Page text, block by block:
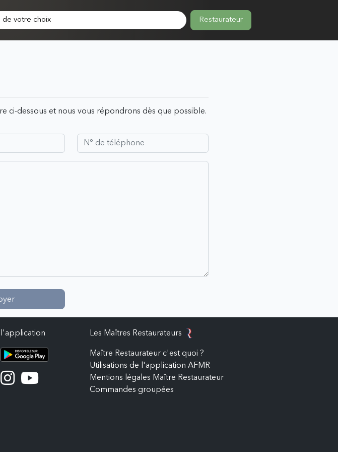
de votre choix Restaurateur
ci-dessous et nous vous répondrons dès que possible.
l'application Les Maîtres Restaurateurs
Maître Restaurateur c'est quoi ?
Utilisations de l'application AFMR
Mentions légales Maître Restaurateur
Commandes groupées